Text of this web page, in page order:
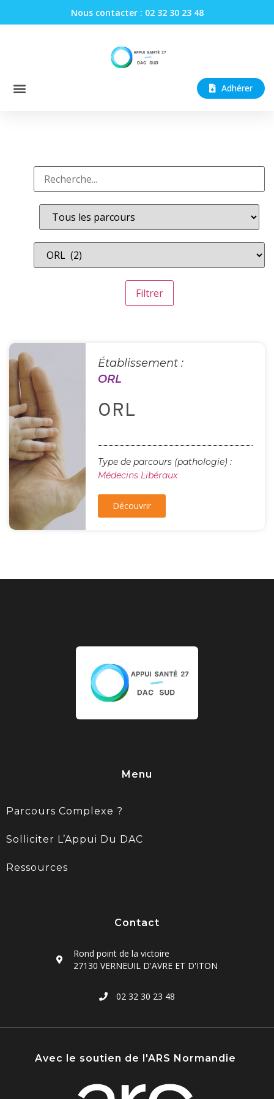
Nous contacter : 02 32 30 23 48
Adhérer
Établissement :
ORL
ORL
Type de parcours (pathologie) :
Médecins Libéraux
Découvrir
Menu
Parcours Complexe ?
Solliciter L’Appui Du DAC
Ressources
Contact
Rond point de la victoire
27130 VERNEUIL D'AVRE ET D'ITON
02 32 30 23 48
Avec le soutien de l'ARS Normandie